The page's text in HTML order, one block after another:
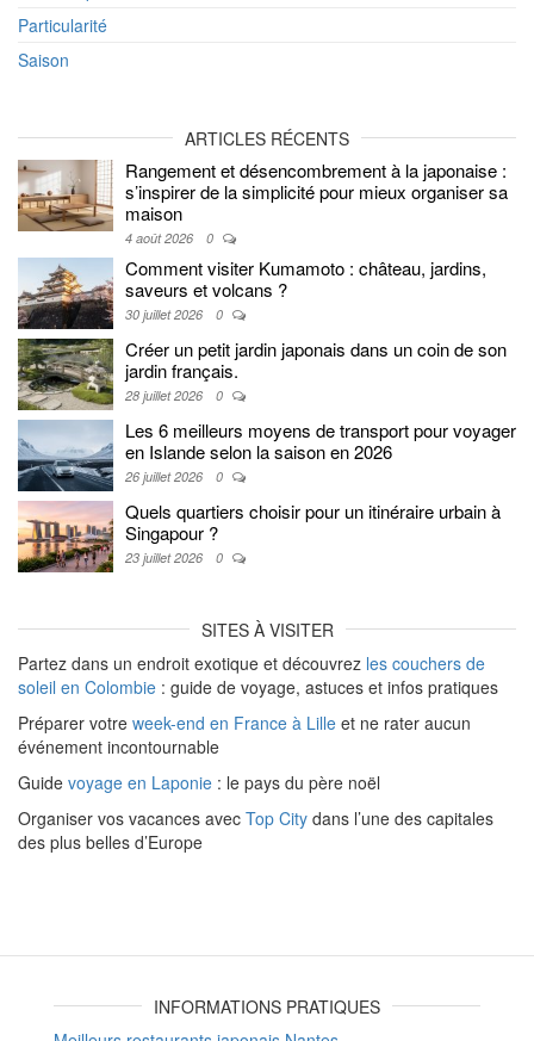
Particularité
Saison
ARTICLES RÉCENTS
Rangement et désencombrement à la japonaise :
s’inspirer de la simplicité pour mieux organiser sa
maison
4 août 2026 0
Comment visiter Kumamoto : château, jardins,
saveurs et volcans ?
30 juillet 2026 0
Créer un petit jardin japonais dans un coin de son
jardin français.
28 juillet 2026 0
Les 6 meilleurs moyens de transport pour voyager
en Islande selon la saison en 2026
26 juillet 2026 0
Quels quartiers choisir pour un itinéraire urbain à
Singapour ?
23 juillet 2026 0
SITES À VISITER
Partez dans un endroit exotique et découvrez les couchers de
soleil en Colombie : guide de voyage, astuces et infos pratiques
Préparer votre week-end en France à Lille et ne rater aucun
événement incontournable
Guide voyage en Laponie : le pays du père noël
Organiser vos vacances avec Top City dans l’une des capitales
des plus belles d’Europe
INFORMATIONS PRATIQUES